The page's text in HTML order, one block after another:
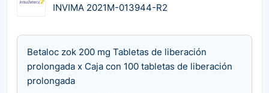
INVIMA 2021M-013944-R2
Betaloc zok 200 mg Tabletas de liberación
prolongada x Caja con 100 tabletas de liberación
prolongada